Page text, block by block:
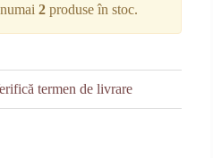
2 produse în stoc.
termen de livrare